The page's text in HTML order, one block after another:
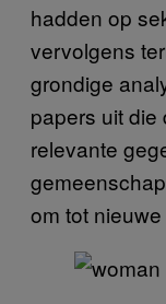
hadden op
vervolgens
grondige
papers uit die
relevante
om tot